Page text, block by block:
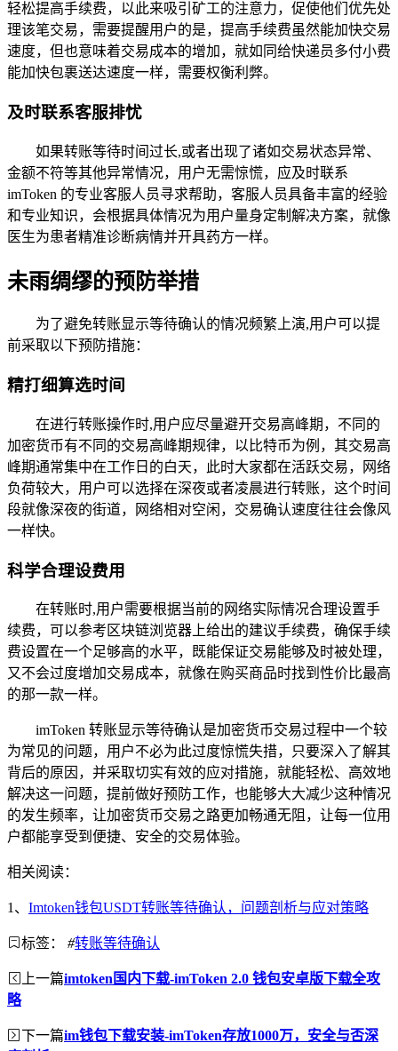
轻松提高手续费，以此来吸引矿工的注意力，促使他们优先处
理该笔交易，需要提醒用户的是，提高手续费虽然能加快交易
速度，但也意味着交易成本的增加，就如同给快递员多付小费
能加快包裹送达速度一样，需要权衡利弊。
及时联系客服排忧
如果转账等待时间过长,或者出现了诸如交易状态异常、
金额不符等其他异常情况，用户无需惊慌，应及时联系
imToken 的专业客服人员寻求帮助，客服人员具备丰富的经验
和专业知识，会根据具体情况为用户量身定制解决方案，就像
医生为患者精准诊断病情并开具药方一样。
未雨绸缪的预防举措
为了避免转账显示等待确认的情况频繁上演,用户可以提
前采取以下预防措施：
精打细算选时间
在进行转账操作时,用户应尽量避开交易高峰期，不同的
加密货币有不同的交易高峰期规律，以比特币为例，其交易高
峰期通常集中在工作日的白天，此时大家都在活跃交易，网络
负荷较大，用户可以选择在深夜或者凌晨进行转账，这个时间
段就像深夜的街道，网络相对空闲，交易确认速度往往会像风
一样快。
科学合理设费用
在转账时,用户需要根据当前的网络实际情况合理设置手
续费，可以参考区块链浏览器上给出的建议手续费，确保手续
费设置在一个足够高的水平，既能保证交易能够及时被处理，
又不会过度增加交易成本，就像在购买商品时找到性价比最高
的那一款一样。
imToken 转账显示等待确认是加密货币交易过程中一个较
为常见的问题，用户不必为此过度惊慌失措，只要深入了解其
背后的原因，并采取切实有效的应对措施，就能轻松、高效地
解决这一问题，提前做好预防工作，也能够大大减少这种情况
的发生频率，让加密货币交易之路更加畅通无阻，让每一位用
户都能享受到便捷、安全的交易体验。
相关阅读：
1、 Imtoken钱包USDT转账等待确认，问题剖析与应对策略
标签： #转账等待确认
上一篇imtoken国内下载-imToken 2.0 钱包安卓版下载全攻
略
下一篇im钱包下载安装-imToken存放1000万，安全与否深